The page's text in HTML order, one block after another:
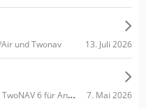
und Twonav 13. Juli 2026
SD Karte als (standard) Maps Ordner in TwoNAV 6 für Android einstellen/wählen 7. Mai 2026